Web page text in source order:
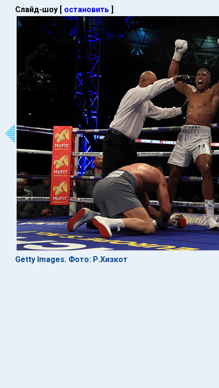
Слайд-шоу [ остановить ]
Getty Images. Фото: Р.Хизкот